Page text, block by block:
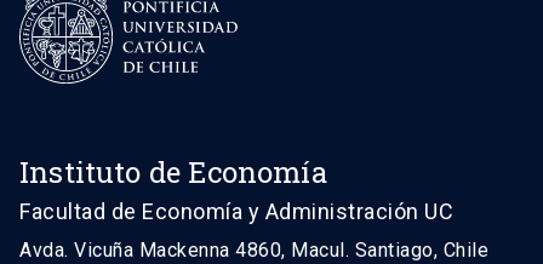
Instituto de Economía
Facultad de Economía y Administración UC
Avda. Vicuña Mackenna 4860, Macul. Santiago, Chile